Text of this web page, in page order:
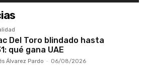
Del Toro blindado hasta
qué gana UAE
Álvarez Pardo - 06/08/2026